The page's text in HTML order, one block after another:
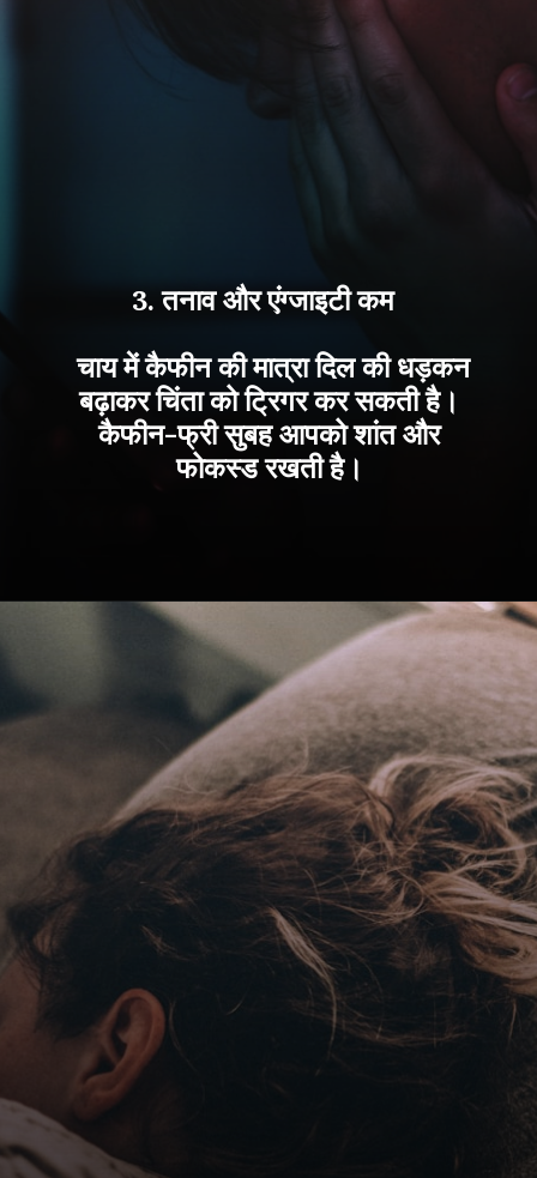
3. तनाव और एंग्जाइटी कम
चाय में कैफीन की मात्रा दिल की धड़कन
बढ़ाकर चिंता को ट्रिगर कर सकती है।
कैफीन-फ्री सुबह आपको शांत और
फोकस्ड रखती है।